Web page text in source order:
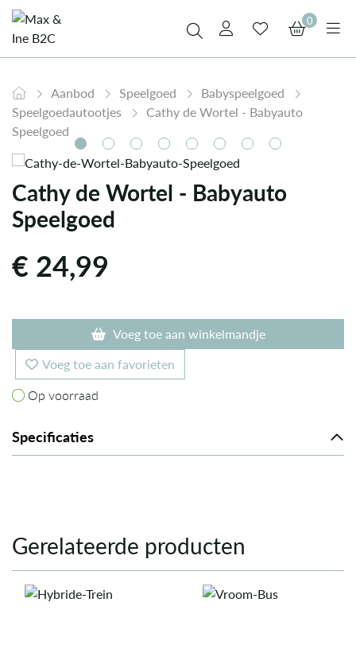
0
Aanbod Speelgoed
Babyspeelgoed
Speelgoedautootjes
Cathy de Wortel - Babyauto
Speelgoed
Cathy de Wortel - Babyauto
Speelgoed
€24,99
Voeg toe aan winkelmandje
Voeg toe aan favorieten
Op voorraad
Op voorraad
Specificaties
Gerelateerde producten